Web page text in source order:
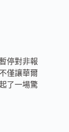
停對非報
僅讓華爾
了一場驚